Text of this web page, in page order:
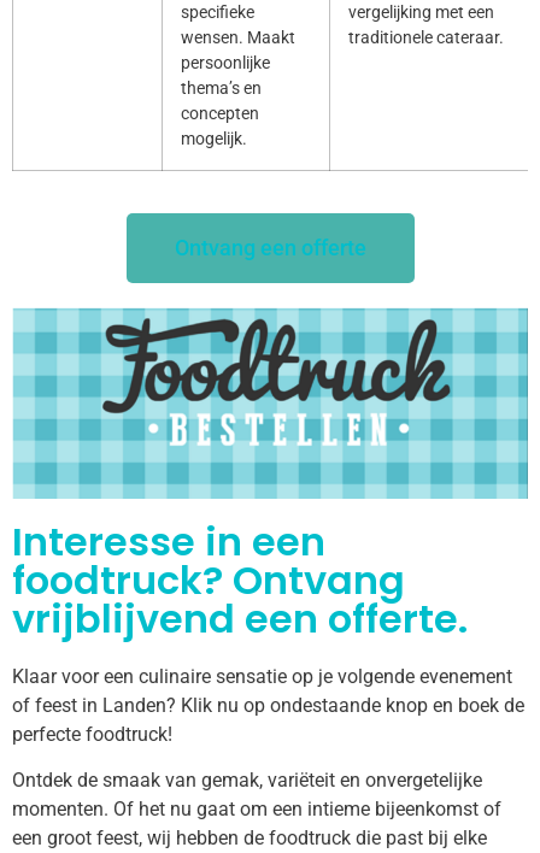
specifieke
wensen. Maakt
persoonlijke
thema’s en
concepten
mogelijk.
vergelijking met een
traditionele cateraar.
Ontvang een offerte
Interesse in een
foodtruck? Ontvang
vrijblijvend een offerte.
Klaar voor een culinaire sensatie op je volgende evenement
of feest in Landen? Klik nu op ondestaande knop en boek de
perfecte foodtruck!
Ontdek de smaak van gemak, variëteit en onvergetelijke
momenten. Of het nu gaat om een intieme bijeenkomst of
een groot feest, wij hebben de foodtruck die past bij elke